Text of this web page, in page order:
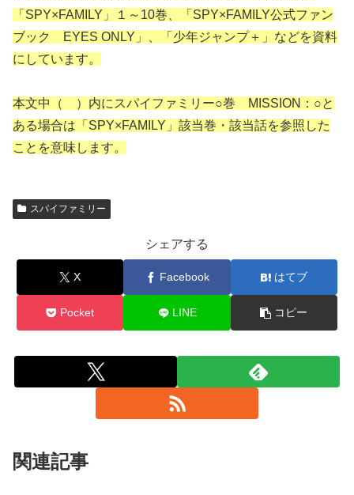
「SPY×FAMILY」１～10巻、「SPY×FAMILY公式ファン
ブック EYES ONLY」、「少年ジャンプ＋」などを資料
にしています。
本文中（ ）内にスパイファミリー○巻 MISSION：○と
ある場合は「SPY×FAMILY」該当巻・該当話を参照した
ことを意味します。
スパイファミリー
シェアする
X Facebook はてブ
Pocket LINE コピー
関連記事